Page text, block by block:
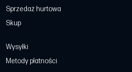
Sprzedaż hurtowa
Skup
Wysyłki
Metody płatności